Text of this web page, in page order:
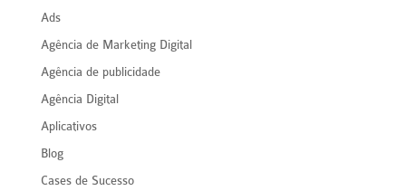
Ads
Agência de Marketing Digital
Agência de publicidade
Agência Digital
Aplicativos
Blog
Cases de Sucesso